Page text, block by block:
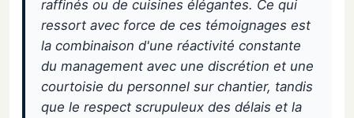
raffinés ou de cuisines élégantes. Ce qui
ressort avec force de ces témoignages est
la combinaison d'une réactivité constante
du management avec une discrétion et une
courtoisie du personnel sur chantier, tandis
que le respect scrupuleux des délais et la